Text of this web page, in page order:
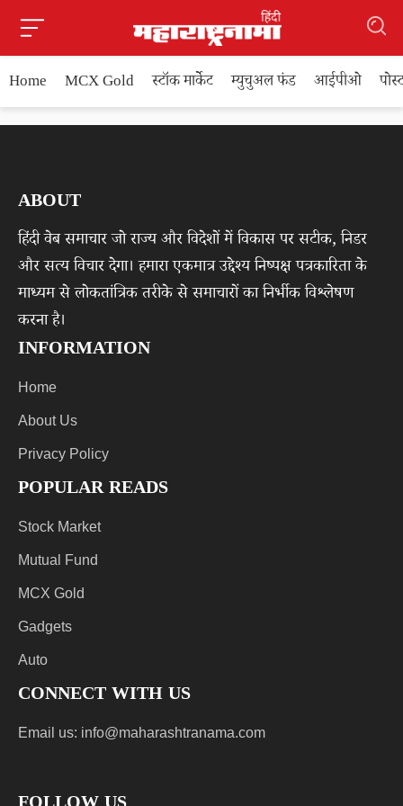
Home MCX Gold स्टॉक मार्केट म्युचुअल फंड आईपीओ
ABOUT
हिंदी वेब समाचार जो राज्य और विदेशों में विकास पर सटीक, निडर
और सत्य विचार देगा। हमारा एकमात्र उद्देश्य निष्पक्ष पत्रकारिता के
माध्यम से लोकतांत्रिक तरीके से समाचारों का निर्भीक विश्लेषण
करना है।
INFORMATION
Home
About Us
Privacy Policy
POPULAR READS
Stock Market
Mutual Fund
MCX Gold
Gadgets
Auto
CONNECT WITH US
Email us: info@maharashtranama.com